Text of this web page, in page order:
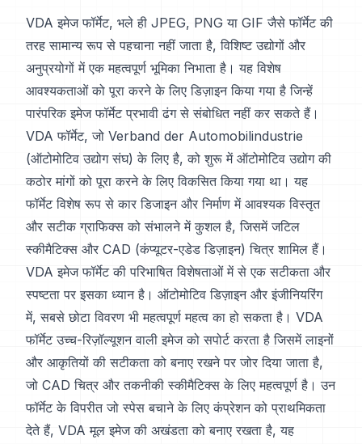
VDA इमेज फॉर्मेट, भले ही JPEG, PNG या GIF जैसे फॉर्मेट की
तरह सामान्य रूप से पहचाना नहीं जाता है, विशिष्ट उद्योगों और
अनुप्रयोगों में एक महत्वपूर्ण भूमिका निभाता है। यह विशेष
आवश्यकताओं को पूरा करने के लिए डिज़ाइन किया गया है जिन्हें
पारंपरिक इमेज फॉर्मेट प्रभावी ढंग से संबोधित नहीं कर सकते हैं।
VDA फॉर्मेट, जो Verband der Automobilindustrie
(ऑटोमोटिव उद्योग संघ) के लिए है, को शुरू में ऑटोमोटिव उद्योग की
कठोर मांगों को पूरा करने के लिए विकसित किया गया था। यह
फॉर्मेट विशेष रूप से कार डिजाइन और निर्माण में आवश्यक विस्तृत
और सटीक ग्राफिक्स को संभालने में कुशल है, जिसमें जटिल
स्कीमैटिक्स और CAD (कंप्यूटर-एडेड डिज़ाइन) चित्र शामिल हैं।
VDA इमेज फॉर्मेट की परिभाषित विशेषताओं में से एक सटीकता और
स्पष्टता पर इसका ध्यान है। ऑटोमोटिव डिज़ाइन और इंजीनियरिंग
में, सबसे छोटा विवरण भी महत्वपूर्ण महत्व का हो सकता है। VDA
फॉर्मेट उच्च-रिज़ॉल्यूशन वाली इमेज को सपोर्ट करता है जिसमें लाइनों
और आकृतियों की सटीकता को बनाए रखने पर जोर दिया जाता है,
जो CAD चित्र और तकनीकी स्कीमैटिक्स के लिए महत्वपूर्ण है। उन
फॉर्मेट के विपरीत जो स्पेस बचाने के लिए कंप्रेशन को प्राथमिकता
देते हैं, VDA मूल इमेज की अखंडता को बनाए रखता है, यह